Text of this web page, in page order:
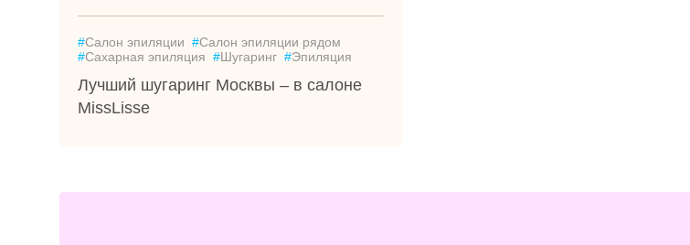
#Салон эпиляции #Салон эпиляции рядом
#Сахарная эпиляция #Шугаринг #Эпиляция
Лучший шугаринг Москвы – в салоне
MissLisse